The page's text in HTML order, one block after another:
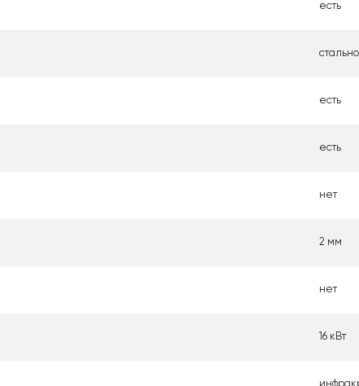
есть
есть
есть
нет
2 мм
нет
16 кВт